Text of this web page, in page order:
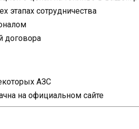
этапах сотрудничества
договора
АЗС
на официальном сайте